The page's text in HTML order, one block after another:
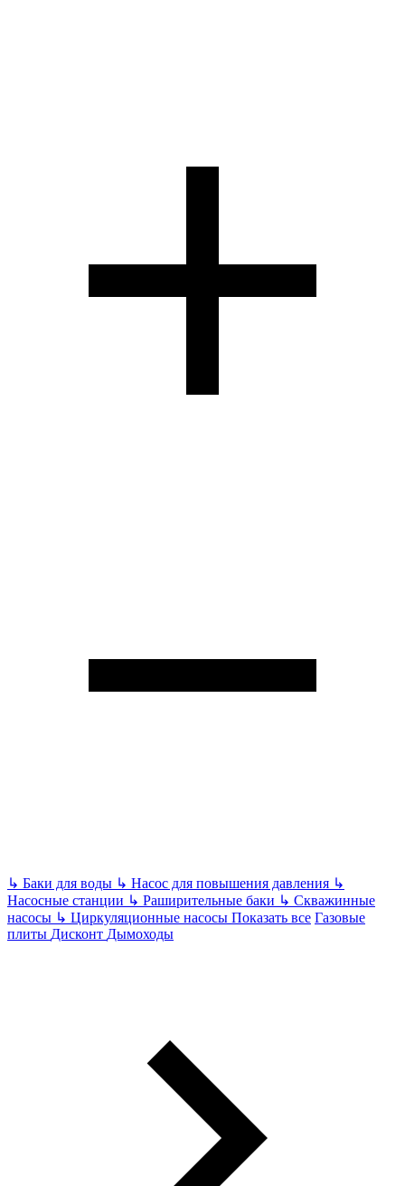
↳ Баки для воды ↳ Насос для повышения давления ↳
Насосные станции ↳ Раширительные баки ↳ Скважинные
насосы ↳ Циркуляционные насосы Показать все Газовые
плиты Дисконт Дымоходы